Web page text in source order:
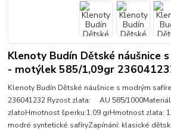
Klenoty Budín Dětské náušnice
- motýlek 585/1,09gr
Klenoty Budín Dětské náušnice s modrým
236041232 Ryzost zlata: AU 585/
zlatoHmotnost šperku:1,09 grHmotnost zlata:
modré syntetické safíryZapínání: klasické